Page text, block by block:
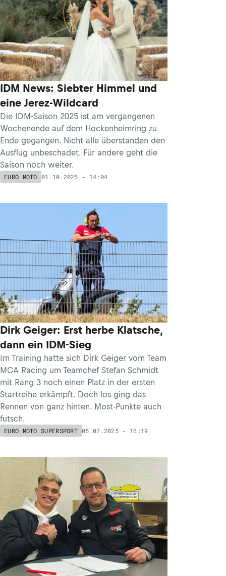
IDM News: Siebter Himmel und
eine Jerez-Wildcard
Die IDM-Saison 2025 ist am vergangenen
Wochenende auf dem Hockenheimring zu
Ende gegangen. Nicht alle überstanden den
Ausflug unbeschadet. Für andere geht die
Saison noch weiter.
EURO MOTO 01.10.2025 - 14:04
Dirk Geiger: Erst herbe Klatsche,
dann ein IDM-Sieg
Im Training hatte sich Dirk Geiger vom Team
MCA Racing um Teamchef Stefan Schmidt
mit Rang 3 noch einen Platz in der ersten
Startreihe erkämpft. Doch los ging das
Rennen von ganz hinten. Most-Punkte auch
futsch.
EURO MOTO SUPERSPORT 05.07.2025 - 16:19